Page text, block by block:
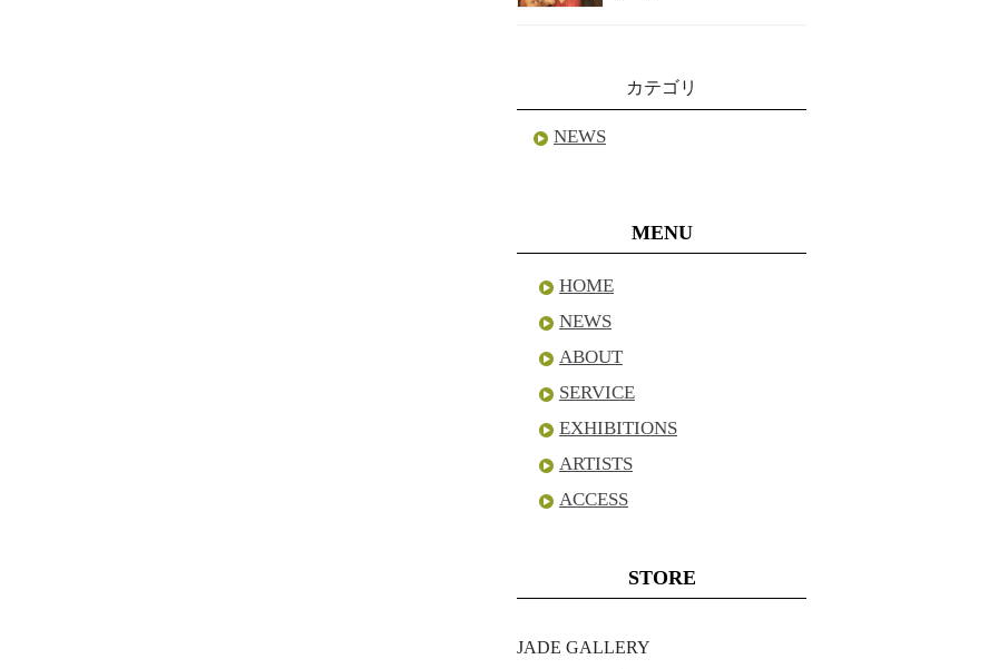
カテゴリ
NEWS
MENU
HOME
NEWS
ABOUT
SERVICE
EXHIBITIONS
ARTISTS
ACCESS
STORE
JADE GALLERY